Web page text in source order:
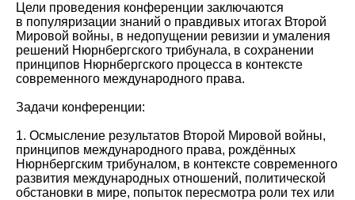
Цели проведения конференции заключаются
в популяризации знаний о правдивых итогах Второй
Мировой войны, в недопущении ревизии и умаления
решений Нюрнбергского трибунала, в сохранении
принципов Нюрнбергского процесса в контексте
современного международного права.
Задачи конференции:
1. Осмысление результатов Второй Мировой войны,
принципов международного права, рождённых
Нюрнбергским трибуналом, в контексте современного
развития международных отношений, политической
обстановки в мире, попыток пересмотра роли тех или